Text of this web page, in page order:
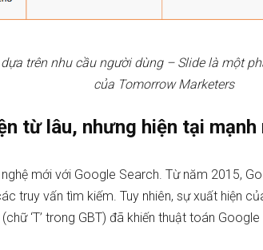
trên nhu cầu người dùng – Slide là một
của Tomorrow Marketers
từ lâu, nhưng hiện tại mạnh
mới với Google Search. Từ năm 2015,
truy vấn tìm kiếm. Tuy nhiên, sự xuất hiện
‘T’ trong GBT) đã khiến thuật toán